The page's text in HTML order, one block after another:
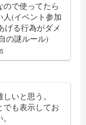
で使ってたら
人(イベント参加
げる行為がダメ
の謎ルール)
いと思う。
でも表示してお